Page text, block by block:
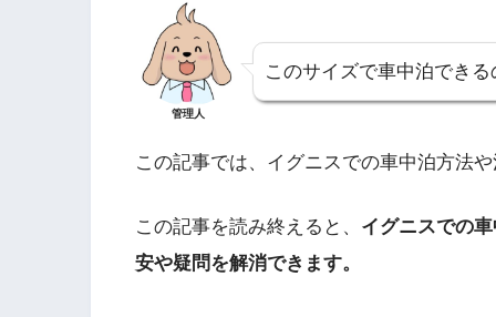
管理人
このサイズで車中泊でき
この記事では、イグニスでの車中泊方法
この記事を読み終えると、 イグニスでの
安や疑問を解消できます。